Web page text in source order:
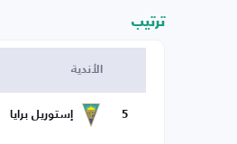
ترتيب
الأندية
5 إستوريل برايا